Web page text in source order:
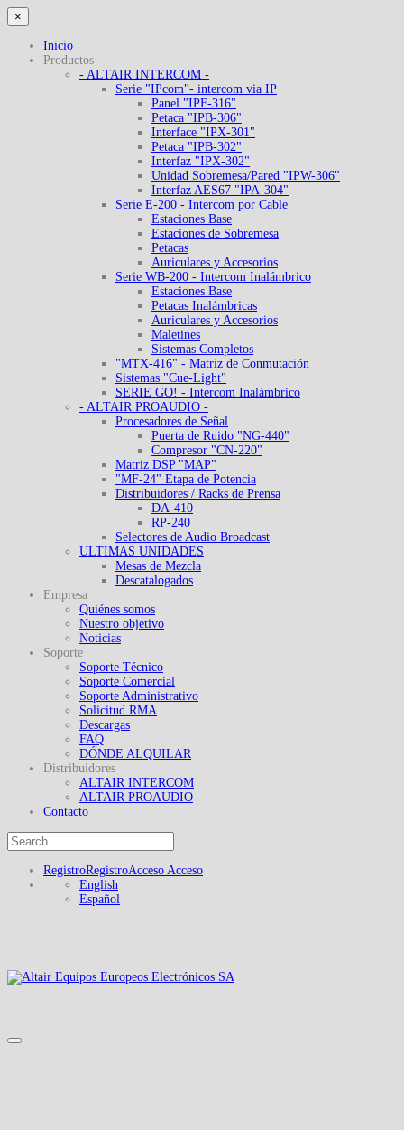
×
Inicio
Productos
- ALTAIR INTERCOM -
Serie "IPcom"- intercom via IP
Panel "IPF-316"
Petaca "IPB-306"
Interface "IPX-301"
Petaca "IPB-302"
Interfaz "IPX-302"
Unidad Sobremesa/Pared "IPW-306"
Interfaz AES67 "IPA-304"
Serie E-200 - Intercom por Cable
Estaciones Base
Estaciones de Sobremesa
Petacas
Auriculares y Accesorios
Serie WB-200 - Intercom Inalámbrico
Estaciones Base
Petacas Inalámbricas
Auriculares y Accesorios
Maletines
Sistemas Completos
"MTX-416" - Matriz de Conmutación
Sistemas "Cue-Light"
SERIE GO! - Intercom Inalámbrico
- ALTAIR PROAUDIO -
Procesadores de Señal
Puerta de Ruido "NG-440"
Compresor "CN-220"
Matriz DSP "MAP"
"MF-24" Etapa de Potencia
Distribuidores / Racks de Prensa
DA-410
RP-240
Selectores de Audio Broadcast
ULTIMAS UNIDADES
Mesas de Mezcla
Descatalogados
Empresa
Quiénes somos
Nuestro objetivo
Noticias
Soporte
Soporte Técnico
Soporte Comercial
Soporte Administrativo
Solicitud RMA
Descargas
FAQ
DÓNDE ALQUILAR
Distribuidores
ALTAIR INTERCOM
ALTAIR PROAUDIO
Contacto
RegistroRegistroAcceso Acceso
English
Español